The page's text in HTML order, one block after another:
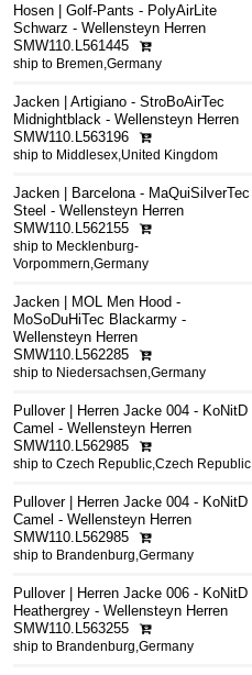
Hosen | Golf-Pants - PolyAirLite
Schwarz - Wellensteyn Herren
SMW110.L561445
ship to Bremen,Germany
Jacken | Artigiano - StroBoAirTec
Midnightblack - Wellensteyn Herren
SMW110.L563196
ship to Middlesex,United Kingdom
Jacken | Barcelona - MaQuiSilverTec
Steel - Wellensteyn Herren
SMW110.L562155
ship to Mecklenburg-
Vorpommern,Germany
Jacken | MOL Men Hood -
MoSoDuHiTec Blackarmy -
Wellensteyn Herren
SMW110.L562285
ship to Niedersachsen,Germany
Pullover | Herren Jacke 004 - KoNitD
Camel - Wellensteyn Herren
SMW110.L562985
ship to Czech Republic,Czech Republic
Pullover | Herren Jacke 004 - KoNitD
Camel - Wellensteyn Herren
SMW110.L562985
ship to Brandenburg,Germany
Pullover | Herren Jacke 006 - KoNitD
Heathergrey - Wellensteyn Herren
SMW110.L563255
ship to Brandenburg,Germany